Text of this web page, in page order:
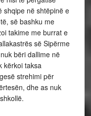
shqipe në shtëpinë e
së bashku me
takime me burrat e
së Sipërme
bëri dallime në
kërkoi taksa
strehimi për
dhe as nuk